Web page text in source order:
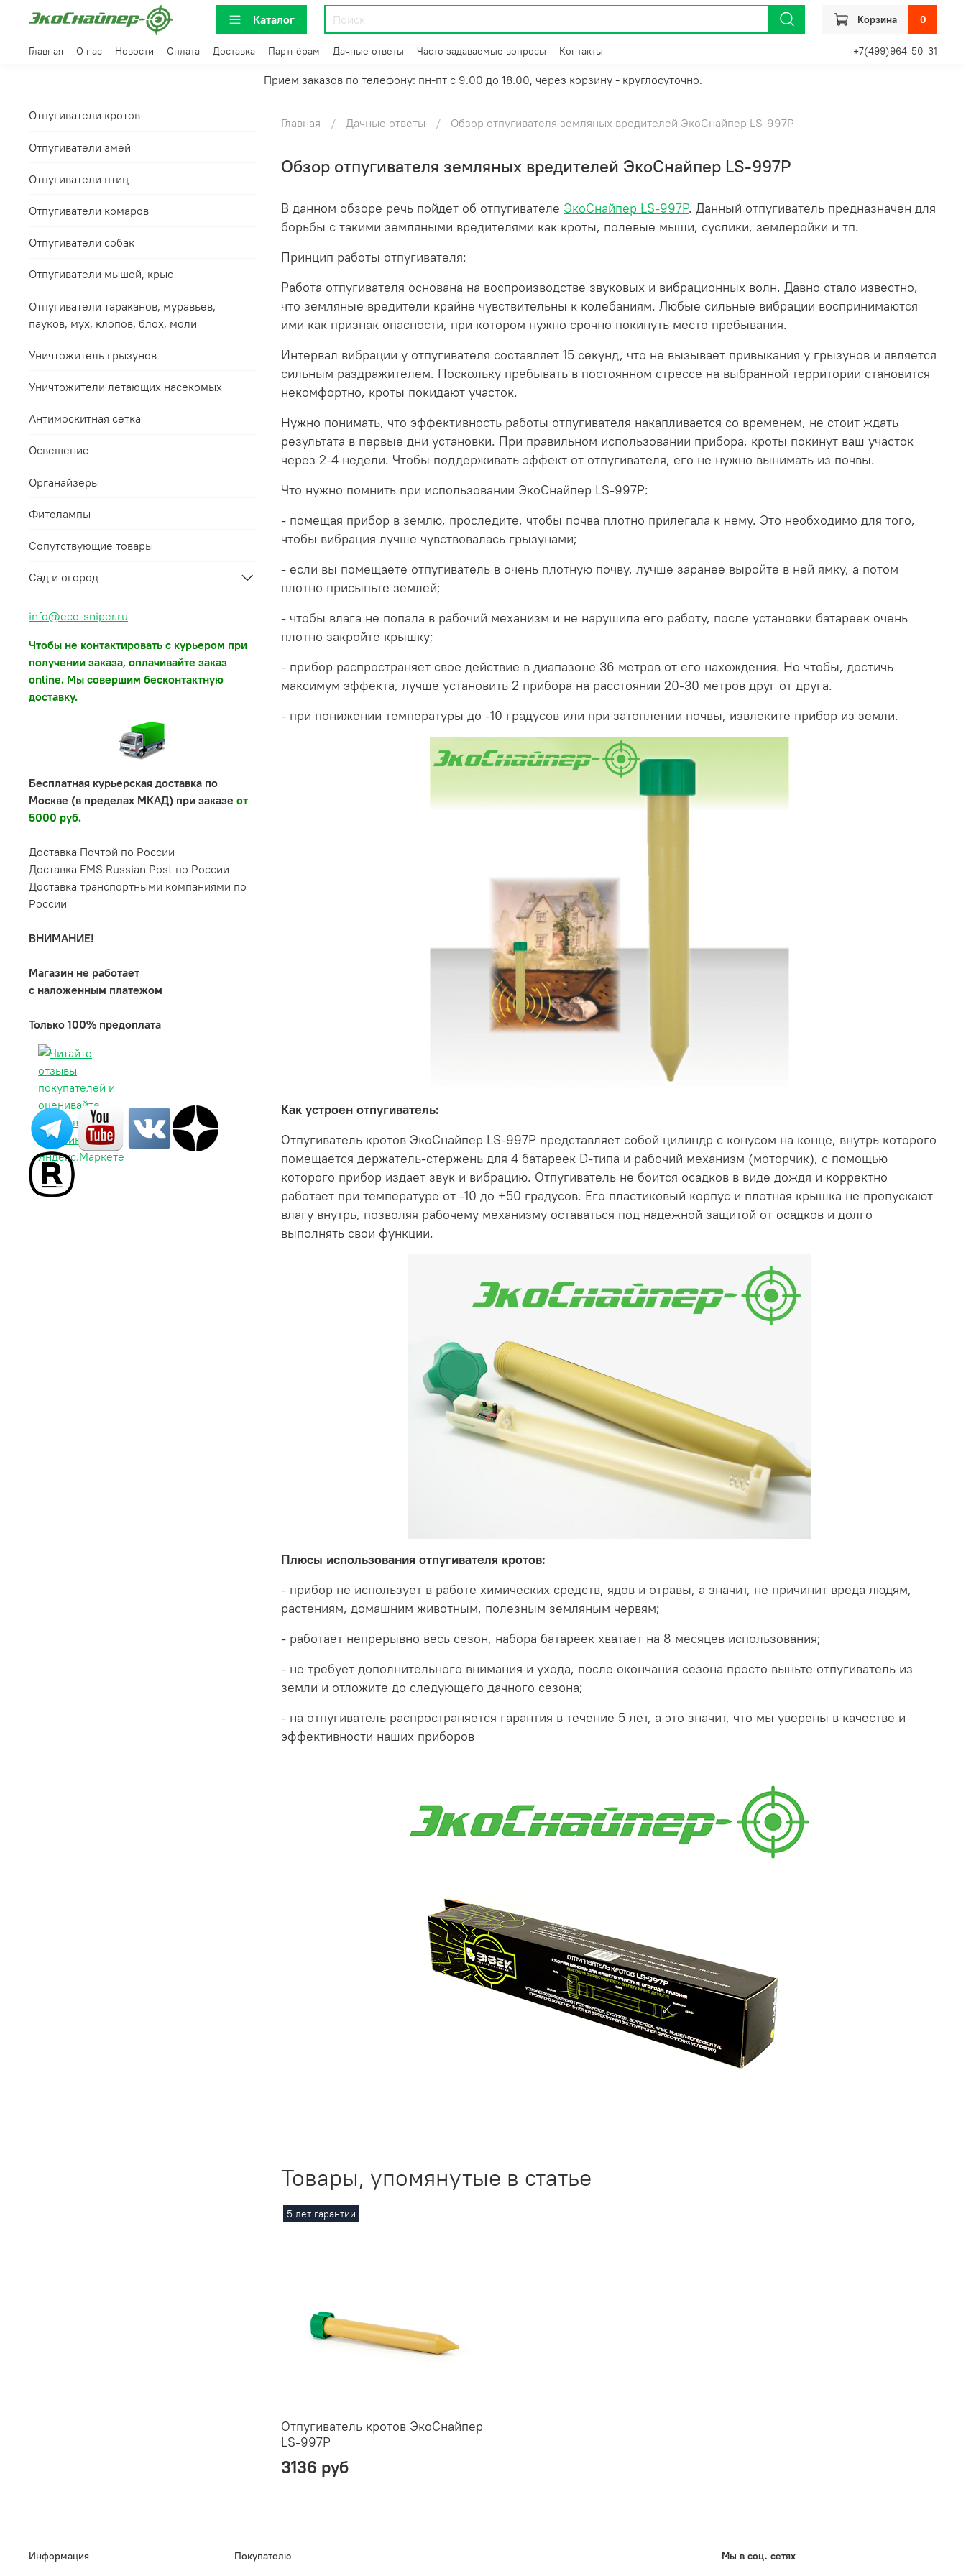
Каталог Корзина 0
Главная О нас Новости Оплата Доставка Партнёрам Дачные ответы Часто задаваемые вопросы Контакты +7(499)964-50-31
Прием заказов по телефону: пн-пт с 9.00 до 18.00, через корзину - круглосуточно.
Главная Дачные ответы Обзор отпугивателя земляных вредителей ЭкоСнайпер LS-997P
Обзор отпугивателя земляных вредителей ЭкоСнайпер LS-997P
В данном обзоре речь пойдет об отпугивателе ЭкоСнайпер LS-997P. Данный отпугиватель предназначен для
борьбы с такими земляными вредителями как кроты, полевые мыши, суслики, землеройки и тп.
Принцип работы отпугивателя:
Работа отпугивателя основана на воспроизводстве звуковых и вибрационных волн. Давно стало известно,
что земляные вредители крайне чувствительны к колебаниям. Любые сильные вибрации воспринимаются
ими как признак опасности, при котором нужно срочно покинуть место пребывания.
Интервал вибрации у отпугивателя составляет 15 секунд, что не вызывает привыкания у грызунов и является
сильным раздражителем. Поскольку пребывать в постоянном стрессе на выбранной территории становится
некомфортно, кроты покидают участок.
Нужно понимать, что эффективность работы отпугивателя накапливается со временем, не стоит ждать
результата в первые дни установки. При правильном использовании прибора, кроты покинут ваш участок
через 2-4 недели. Чтобы поддерживать эффект от отпугивателя, его не нужно вынимать из почвы.
Что нужно помнить при использовании ЭкоСнайпер LS-997P:
- помещая прибор в землю, проследите, чтобы почва плотно прилегала к нему. Это необходимо для того,
чтобы вибрация лучше чувствовалась грызунами;
- если вы помещаете отпугиватель в очень плотную почву, лучше заранее выройте в ней ямку, а потом
плотно присыпьте землей;
- чтобы влага не попала в рабочий механизм и не нарушила его работу, после установки батареек очень
плотно закройте крышку;
- прибор распространяет свое действие в диапазоне 36 метров от его нахождения. Но чтобы, достичь
максимум эффекта, лучше установить 2 прибора на расстоянии 20-30 метров друг от друга.
- при понижении температуры до -10 градусов или при затоплении почвы, извлеките прибор из земли.
Как устроен отпугиватель:
Отпугиватель кротов ЭкоСнайпер LS-997P представляет собой цилиндр с конусом на конце, внутрь которого
помещается держатель-стержень для 4 батареек D-типа и рабочий механизм (моторчик), с помощью
которого прибор издает звук и вибрацию. Отпугиватель не боится осадков в виде дождя и корректно
работает при температуре от -10 до +50 градусов. Его пластиковый корпус и плотная крышка не пропускают
влагу внутрь, позволяя рабочему механизму оставаться под надежной защитой от осадков и долго
выполнять свои функции.
Плюсы использования отпугивателя кротов:
- прибор не использует в работе химических средств, ядов и отравы, а значит, не причинит вреда людям,
растениям, домашним животным, полезным земляным червям;
- работает непрерывно весь сезон, набора батареек хватает на 8 месяцев использования;
- не требует дополнительного внимания и ухода, после окончания сезона просто выньте отпугиватель из
земли и отложите до следующего дачного сезона;
- на отпугиватель распространяется гарантия в течение 5 лет, а это значит, что мы уверены в качестве и
эффективности наших приборов
Товары, упомянутые в статье
5 лет гарантии
Отпугиватель кротов ЭкоСнайпер
LS-997P
3136 руб
Отпугиватели кротов
Отпугиватели змей
Отпугиватели птиц
Отпугиватели комаров
Отпугиватели собак
Отпугиватели мышей, крыс
Отпугиватели тараканов, муравьев,
пауков, мух, клопов, блох, моли
Уничтожитель грызунов
Уничтожители летающих насекомых
Антимоскитная сетка
Освещение
Органайзеры
Фитолампы
Сопутствующие товары
Сад и огород
info@eco-sniper.ru
Чтобы не контактировать с курьером при
получении заказа, оплачивайте заказ
online. Мы совершим бесконтактную
доставку.
Бесплатная курьерская доставка по
Москве (в пределах МКАД) при заказе от
5000 руб.
Доставка Почтой по России
Доставка EMS Russian Post по России
Доставка транспортными компаниями по
России
ВНИМАНИЕ!
Магазин не работает
с наложенным платежом
Только 100% предоплата
Информация Покупателю Мы в соц. сетях